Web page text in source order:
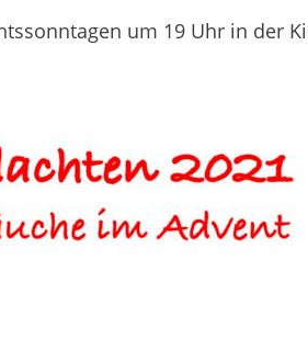
um 19 Uhr in der